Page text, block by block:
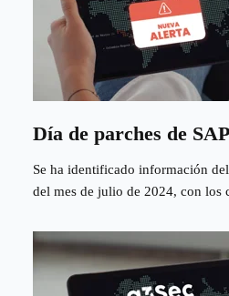
Día de parches de SAP
Se ha identificado información
del mes de julio de 2024, con los